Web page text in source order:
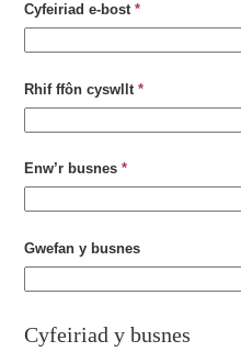
Cyfeiriad e-bost *
Rhif ffôn cyswllt *
Enw’r busnes *
Gwefan y busnes
Cyfeiriad y busnes